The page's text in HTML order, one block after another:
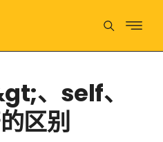
、self、
区别